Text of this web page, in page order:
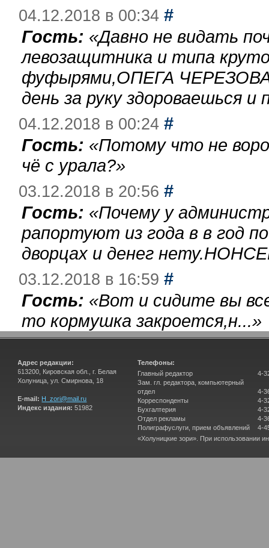
04.12.2018 в 00:34 #
Гость: «Давно не видать
левозащитника и типа
фуфырями,ОПЕГА
день за руку здороваешься
04.12.2018 в 00:24 #
Гость: «Потому что не
чё с урала?»
03.12.2018 в 20:56 #
Гость: «Почему у
рапортуют из года в в год
дворцах и денег
03.12.2018 в 16:59 #
Гость: «Вот и сидите вы
то кормушка закроется,н...»
Адрес редакции:
613200, Кировская обл., г. Белая
Холуница, ул. Смирнова, 18
E-mail: H_zori@mail.ru
Индекс издания: 51982
Телефоны:
Главный редактор
Зам. гл. редактора, компьютерный
отдел
Корреспонденты
Бухгалтерия
Отдел рекламы
Полиграфуслуги, прием объявлений
4-
4-
4-
4-
4-
4-
«Холуницкие зори». При использовании